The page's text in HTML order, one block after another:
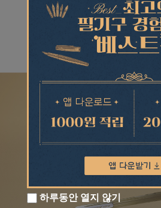
하루동안 열지 않기